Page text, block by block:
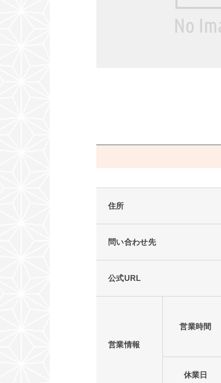
住所
問い合わせ先
公式URL
営業情報
営業時間
休業日